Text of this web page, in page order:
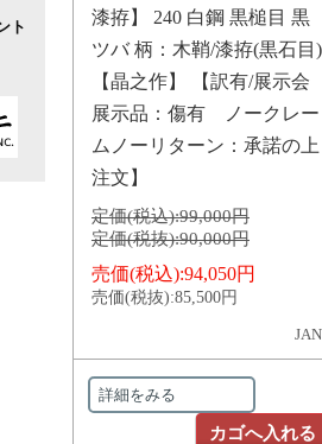
漆拵】 240 白鋼 黒槌目 黒
ツバ 柄：木鞘/漆拵(黒石目)
【晶之作】 【訳有/展示会
展示品：傷有 ノークレー
ムノーリターン：承諾の上
注文】
定価(税込):99,000円
定価(税抜):90,000円
売価(税込):94,050円
売価(税抜):85,500円
詳細をみる
カゴへ入れる
ト